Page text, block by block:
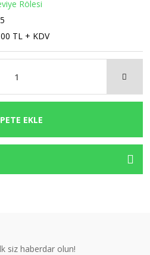
Rölesi
TL + KDV
EKLE
siz haberdar olun!